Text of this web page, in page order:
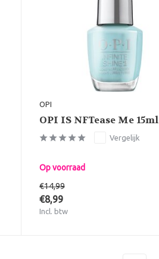
OPI
OPI IS NFTease Me 15ml
Vergelijk
Op voorraad
€14,99
€8,99
Incl. btw